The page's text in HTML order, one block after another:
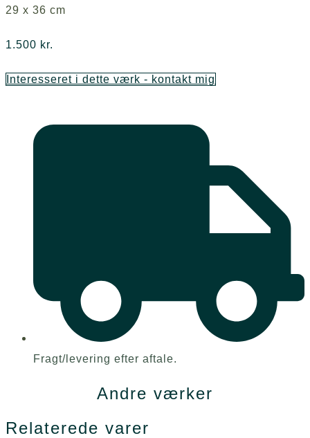
29 x 36 cm
1.500 kr.
Interesseret i dette værk - kontakt mig
Fragt/levering efter aftale.
Andre værker
Relaterede varer